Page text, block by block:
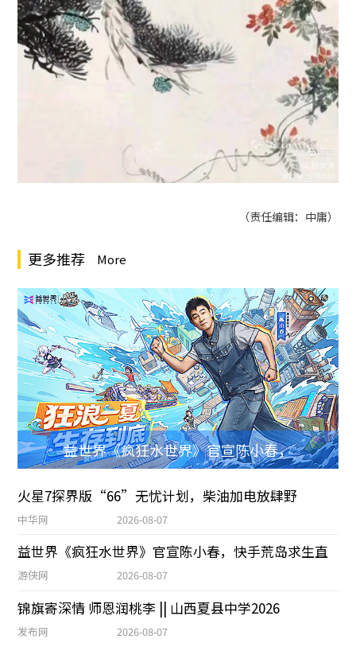
（责任编辑：中庸）
更多推荐 More
益世界《疯狂水世界》官宣陈小春，
火星7探界版“66”无忧计划，柴油加电放肆野
中华网 2026-08-07
益世界《疯狂水世界》官宣陈小春，快手荒岛求生直
游侠网 2026-08-07
锦旗寄深情 师恩润桃李 || 山西夏县中学2026
发布网 2026-08-07